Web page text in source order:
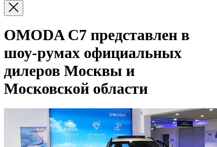
OMODA C7 представлен в
шоу-румах официальных
дилеров Москвы и
Московской области